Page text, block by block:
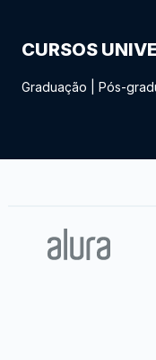
CURSOS
Graduação Pós-